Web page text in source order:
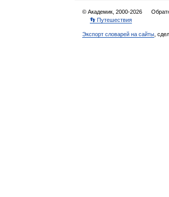
© Академик, 2000-2026
👣 Путешествия
Экспорт словарей на сайты ,